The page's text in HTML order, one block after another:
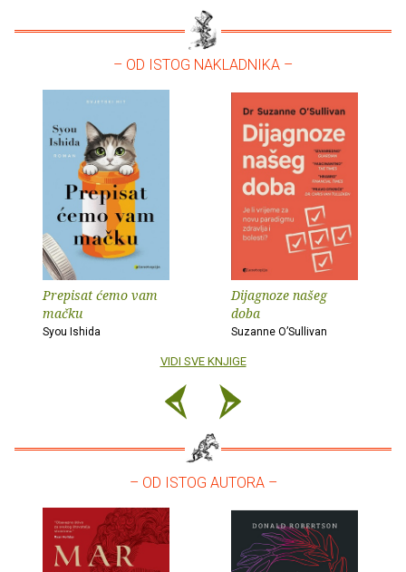
– OD ISTOG NAKLADNIKA –
Prepisat ćemo vam
mačku
Syou Ishida
Dijagnoze našeg
doba
Suzanne O’Sullivan
VIDI SVE KNJIGE
– OD ISTOG AUTORA –